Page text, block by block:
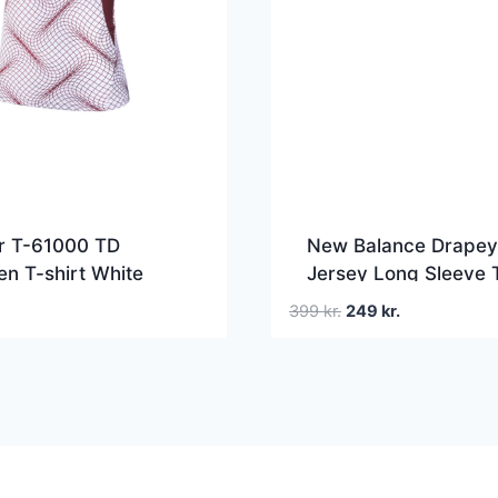
T-61000 TD
T-shirt White
New Balance Drapey
Jersey Long Sleeve
Shirt Dame
399kr. Den
249 kr.Den